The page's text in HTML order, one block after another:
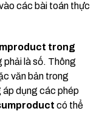
các bài toán thực
trong
phải là số. Thông
văn bản trong
áp dụng các phép
có thể